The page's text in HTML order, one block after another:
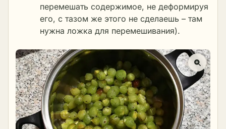
перемешать содержимое, не деформируя
его, с тазом же этого не сделаешь – там
нужна ложка для перемешивания).